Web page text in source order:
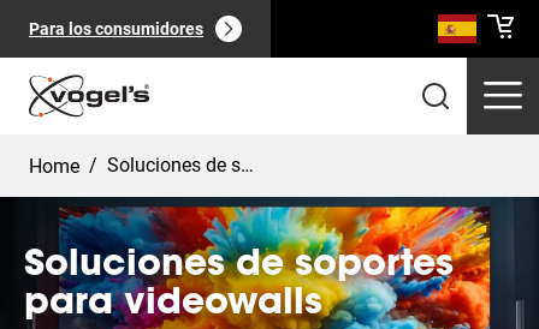
Para los consumidores
Productos profesionales (0): Ver todo
Home / Soluciones de soportes de pared de vídeo
Soluciones de soportes
para videowalls